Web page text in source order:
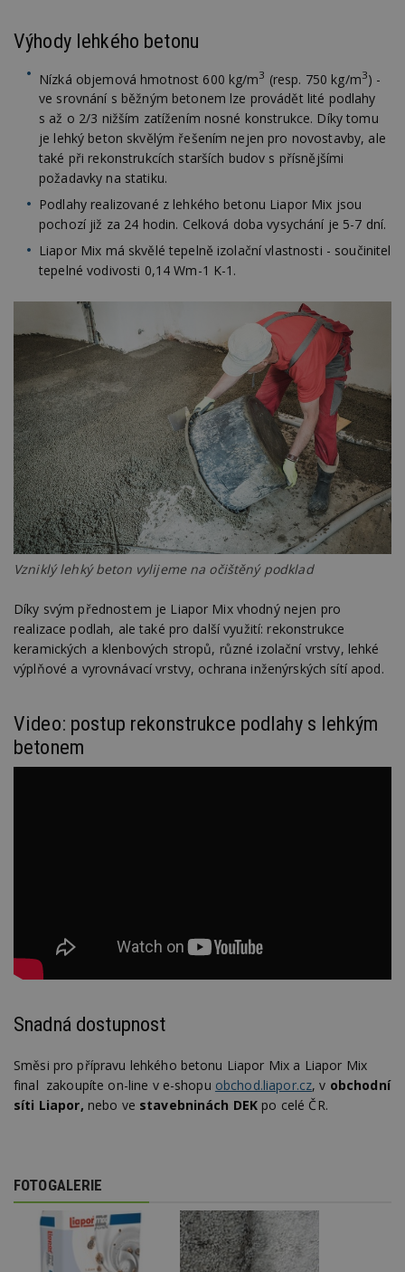
Výhody lehkého betonu
Nízká objemová hmotnost 600 kg/m3 (resp. 750 kg/m3) -
ve srovnání s běžným betonem lze provádět lité podlahy
s až o 2/3 nižším zatížením nosné konstrukce. Díky tomu
je lehký beton skvělým řešením nejen pro novostavby, ale
také při rekonstrukcích starších budov s přísnějšími
požadavky na statiku.
Podlahy realizované z lehkého betonu Liapor Mix jsou
pochozí již za 24 hodin. Celková doba vysychání je 5-7 dní.
Liapor Mix má skvělé tepelně izolační vlastnosti - součinitel
tepelné vodivosti 0,14 Wm-1 K-1.
Vzniklý lehký beton vylijeme na očištěný podklad
Díky svým přednostem je Liapor Mix vhodný nejen pro
realizace podlah, ale také pro další využití: rekonstrukce
keramických a klenbových stropů, různé izolační vrstvy, lehké
výplňové a vyrovnávací vrstvy, ochrana inženýrských sítí apod.
Video: postup rekonstrukce podlahy s lehkým
betonem
Snadná dostupnost
Směsi pro přípravu lehkého betonu Liapor Mix a Liapor Mix
final zakoupíte on-line v e-shopu obchod.liapor.cz, v obchodní
síti Liapor, nebo ve stavebninách DEK po celé ČR.
FOTOGALERIE